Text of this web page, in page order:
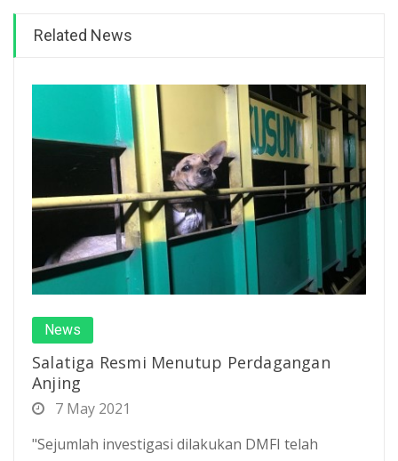
Related News
News
Salatiga Resmi Menutup Perdagangan
Anjing
7 May 2021
"Sejumlah investigasi dilakukan DMFI telah